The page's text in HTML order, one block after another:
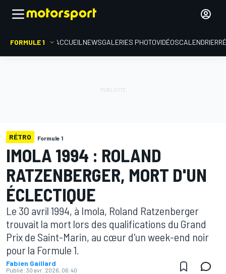
FORMULE 1 ACCUEIL NEWSGALERIES PHOTOVIDÉOSCALENDRIER
RÉTRO Formule 1
IMOLA 1994 : ROLAND
RATZENBERGER, MORT D'UN
ÉCLECTIQUE
Le 30 avril 1994, à Imola, Roland Ratzenberger
trouvait la mort lors des qualifications du Grand
Prix de Saint-Marin, au cœur d'un week-end noir
pour la Formule 1.
Fabien Gaillard
Publié: 30 avr. 2026, 06:40